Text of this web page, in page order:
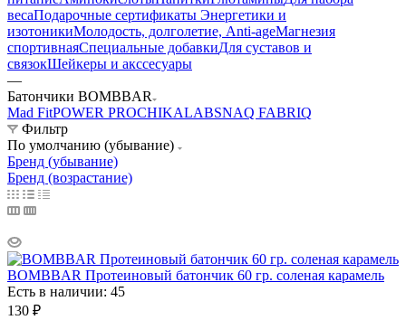
весаПодарочные сертификаты Энергетики и
изотоникиМолодость, долголетие, Anti-ageМагнезия
спортивнаяСпециальные добавкиДля суставов и
связокШейкеры и акссесуары
—
Батончики BOMBBAR
Mad FitPOWER PROCHIKALABSNAQ FABRIQ
Фильтр
По умолчанию (убывание)
Бренд (убывание)
Бренд (возрастание)
BOMBBAR Протеиновый батончик 60 гр. соленая карамель
Есть в наличии: 45
130 ₽